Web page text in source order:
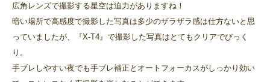
広角レンズで撮影する星空は迫力がありますね！
暗い場所で高感度で撮影した写真は多少のザラザラ感は仕方ないと思
っていましたが、『X-T4』で撮影した写真はとてもクリアでびっく
り。
手ブレしやすい夜でも手ブレ補正とオートフォーカスがしっかり効い